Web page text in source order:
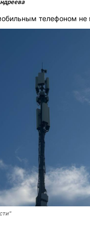
телефоном не